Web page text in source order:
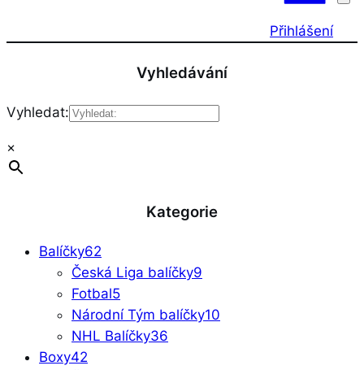
Přihlášení
Vyhledávání
Vyhledat:
×
Kategorie
Balíčky62
Česká Liga balíčky9
Fotbal5
Národní Tým balíčky10
NHL Balíčky36
Boxy42